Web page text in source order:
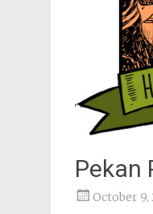
Pekan
October 9,